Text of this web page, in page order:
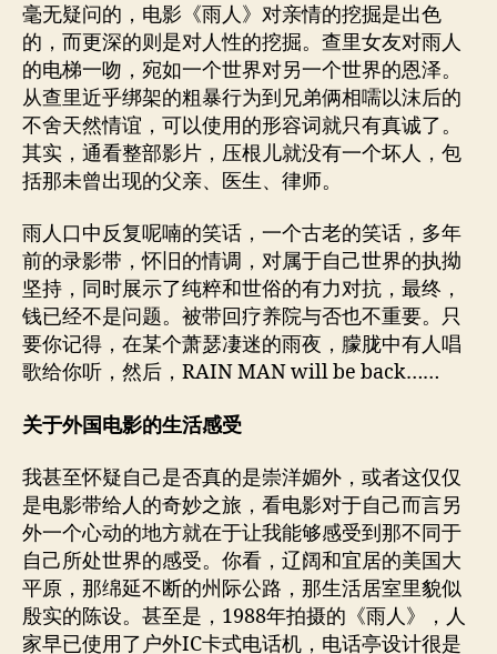
毫无疑问的，电影《雨人》对亲情的挖掘是出色
的，而更深的则是对人性的挖掘。查里女友对雨人
的电梯一吻，宛如一个世界对另一个世界的恩泽。
从查里近乎绑架的粗暴行为到兄弟俩相嚅以沫后的
不舍天然情谊，可以使用的形容词就只有真诚了。
其实，通看整部影片，压根儿就没有一个坏人，包
括那未曾出现的父亲、医生、律师。
雨人口中反复呢喃的笑话，一个古老的笑话，多年
前的录影带，怀旧的情调，对属于自己世界的执拗
坚持，同时展示了纯粹和世俗的有力对抗，最终，
钱已经不是问题。被带回疗养院与否也不重要。只
要你记得，在某个萧瑟凄迷的雨夜，朦胧中有人唱
歌给你听，然后，RAIN MAN will be back……
关于外国电影的生活感受
我甚至怀疑自己是否真的是崇洋媚外，或者这仅仅
是电影带给人的奇妙之旅，看电影对于自己而言另
外一个心动的地方就在于让我能够感受到那不同于
自己所处世界的感受。你看，辽阔和宜居的美国大
平原，那绵延不断的州际公路，那生活居室里貌似
殷实的陈设。甚至是，1988年拍摄的《雨人》，人
家早已使用了户外IC卡式电话机，电话亭设计很是